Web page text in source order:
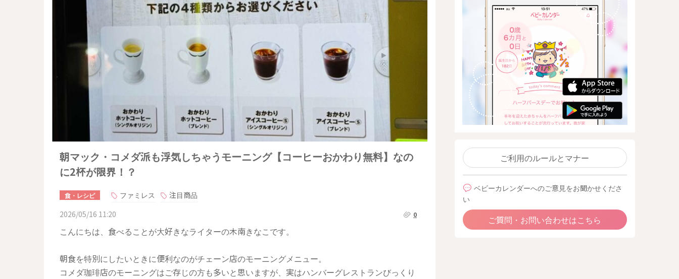
朝マック・コメダ派も浮気しちゃうモーニング【コーヒーおかわり無料】なの
に2杯が限界！？
食・レシピ ファミレス
注目商品
2026/05/16 11:20
0
こんにちは、食べることが大好きなライターの木南きなこです。
朝食を特別にしたいときに便利なのがチェーン店のモーニングメニュー。
コメダ珈琲店のモーニングはご存じの方も多いと思いますが、実はハンバーグレストランびっくり
ご利用のルールとマナー
ベビーカレンダーへのご意見をお聞かせくださ
い
ご質問・お問い合わせはこちら